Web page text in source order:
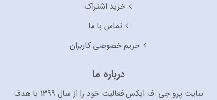
خرید اشتراک
تماس با ما
حریم خصوصی کاربران
درباره ما
سایت پرو جی اف ایکس فعالیت خود را از سال 1399 با هدف